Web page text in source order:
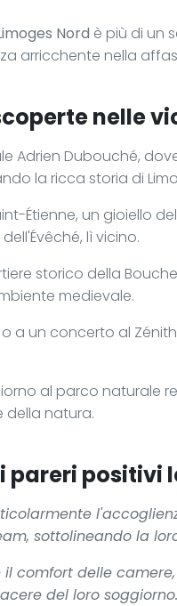
Nord è più di un
arricchente nella
nelle
Adrien Dubouché,
la ricca storia di
Étienne, un gioiello
lì vicino.
storico della
medievale.
a un concerto al
al parco naturale
della natura.
pareri positivi
sottolineando la
comfort delle
del loro soggiorno.